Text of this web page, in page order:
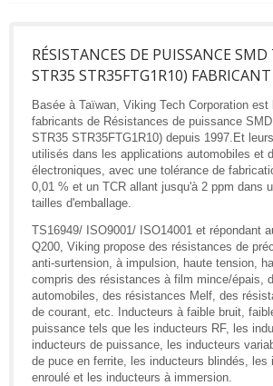
RÉSISTANCES DE PUISSANCE
STR35 STR35FTG1R10)
Basée à Taïwan, Viking Tech Corporation est
fabricants de Résistances de puissance
STR35 STR35FTG1R10) depuis 1997.Et
utilisés dans les applications automobiles et
électroniques, avec une tolérance de
0,01 % et un TCR allant jusqu'à 2 ppm dans
tailles d'emballage.
TS16949/ ISO9001/ ISO14001 et répondant
Q200, Viking propose des résistances de
anti-surtension, à impulsion, haute tension,
compris des résistances à film mince/épais,
automobiles, des résistances Melf, des
de courant, etc. Inducteurs à faible bruit,
puissance tels que les inducteurs RF, les
inducteurs de puissance, les inducteurs
de puce en ferrite, les inducteurs blindés, les
enroulé et les inducteurs à immersion.